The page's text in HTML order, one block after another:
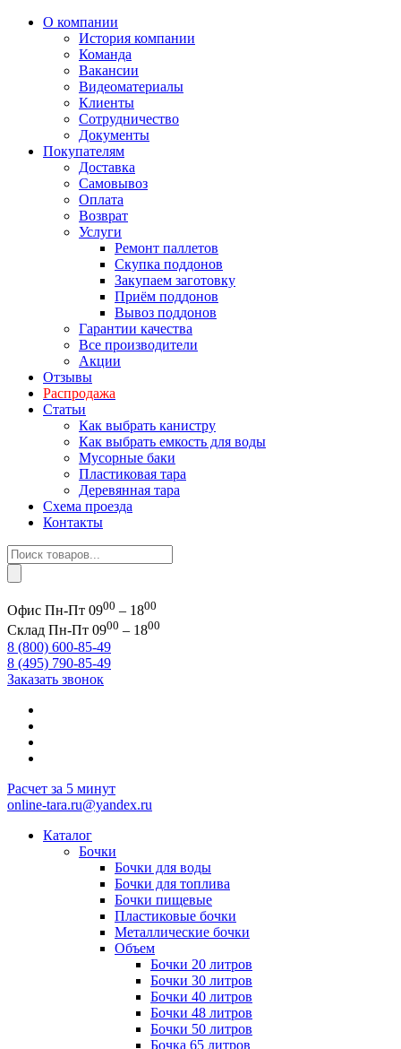
О компании
История компании
Команда
Вакансии
Видеоматериалы
Клиенты
Сотрудничество
Документы
Покупателям
Доставка
Самовывоз
Оплата
Возврат
Услуги
Ремонт паллетов
Скупка поддонов
Закупаем заготовку
Приём поддонов
Вывоз поддонов
Гарантии качества
Все производители
Акции
Отзывы
Распродажа
Статьи
Как выбрать канистру
Как выбрать емкость для воды
Мусорные баки
Пластиковая тара
Деревянная тара
Схема проезда
Контакты
Поиск
товаров
Офис Пн-Пт 0900 – 1800
Склад Пн-Пт 0900 – 1800
8 (800) 600-85-49
8 (495) 790-85-49
Заказать звонок
Расчет за 5 минут
online-tara.ru@yandex.ru
Каталог
Бочки
Бочки для воды
Бочки для топлива
Бочки пищевые
Пластиковые бочки
Металлические бочки
Объем
Бочки 20 литров
Бочки 30 литров
Бочки 40 литров
Бочки 48 литров
Бочки 50 литров
Бочка 65 литров